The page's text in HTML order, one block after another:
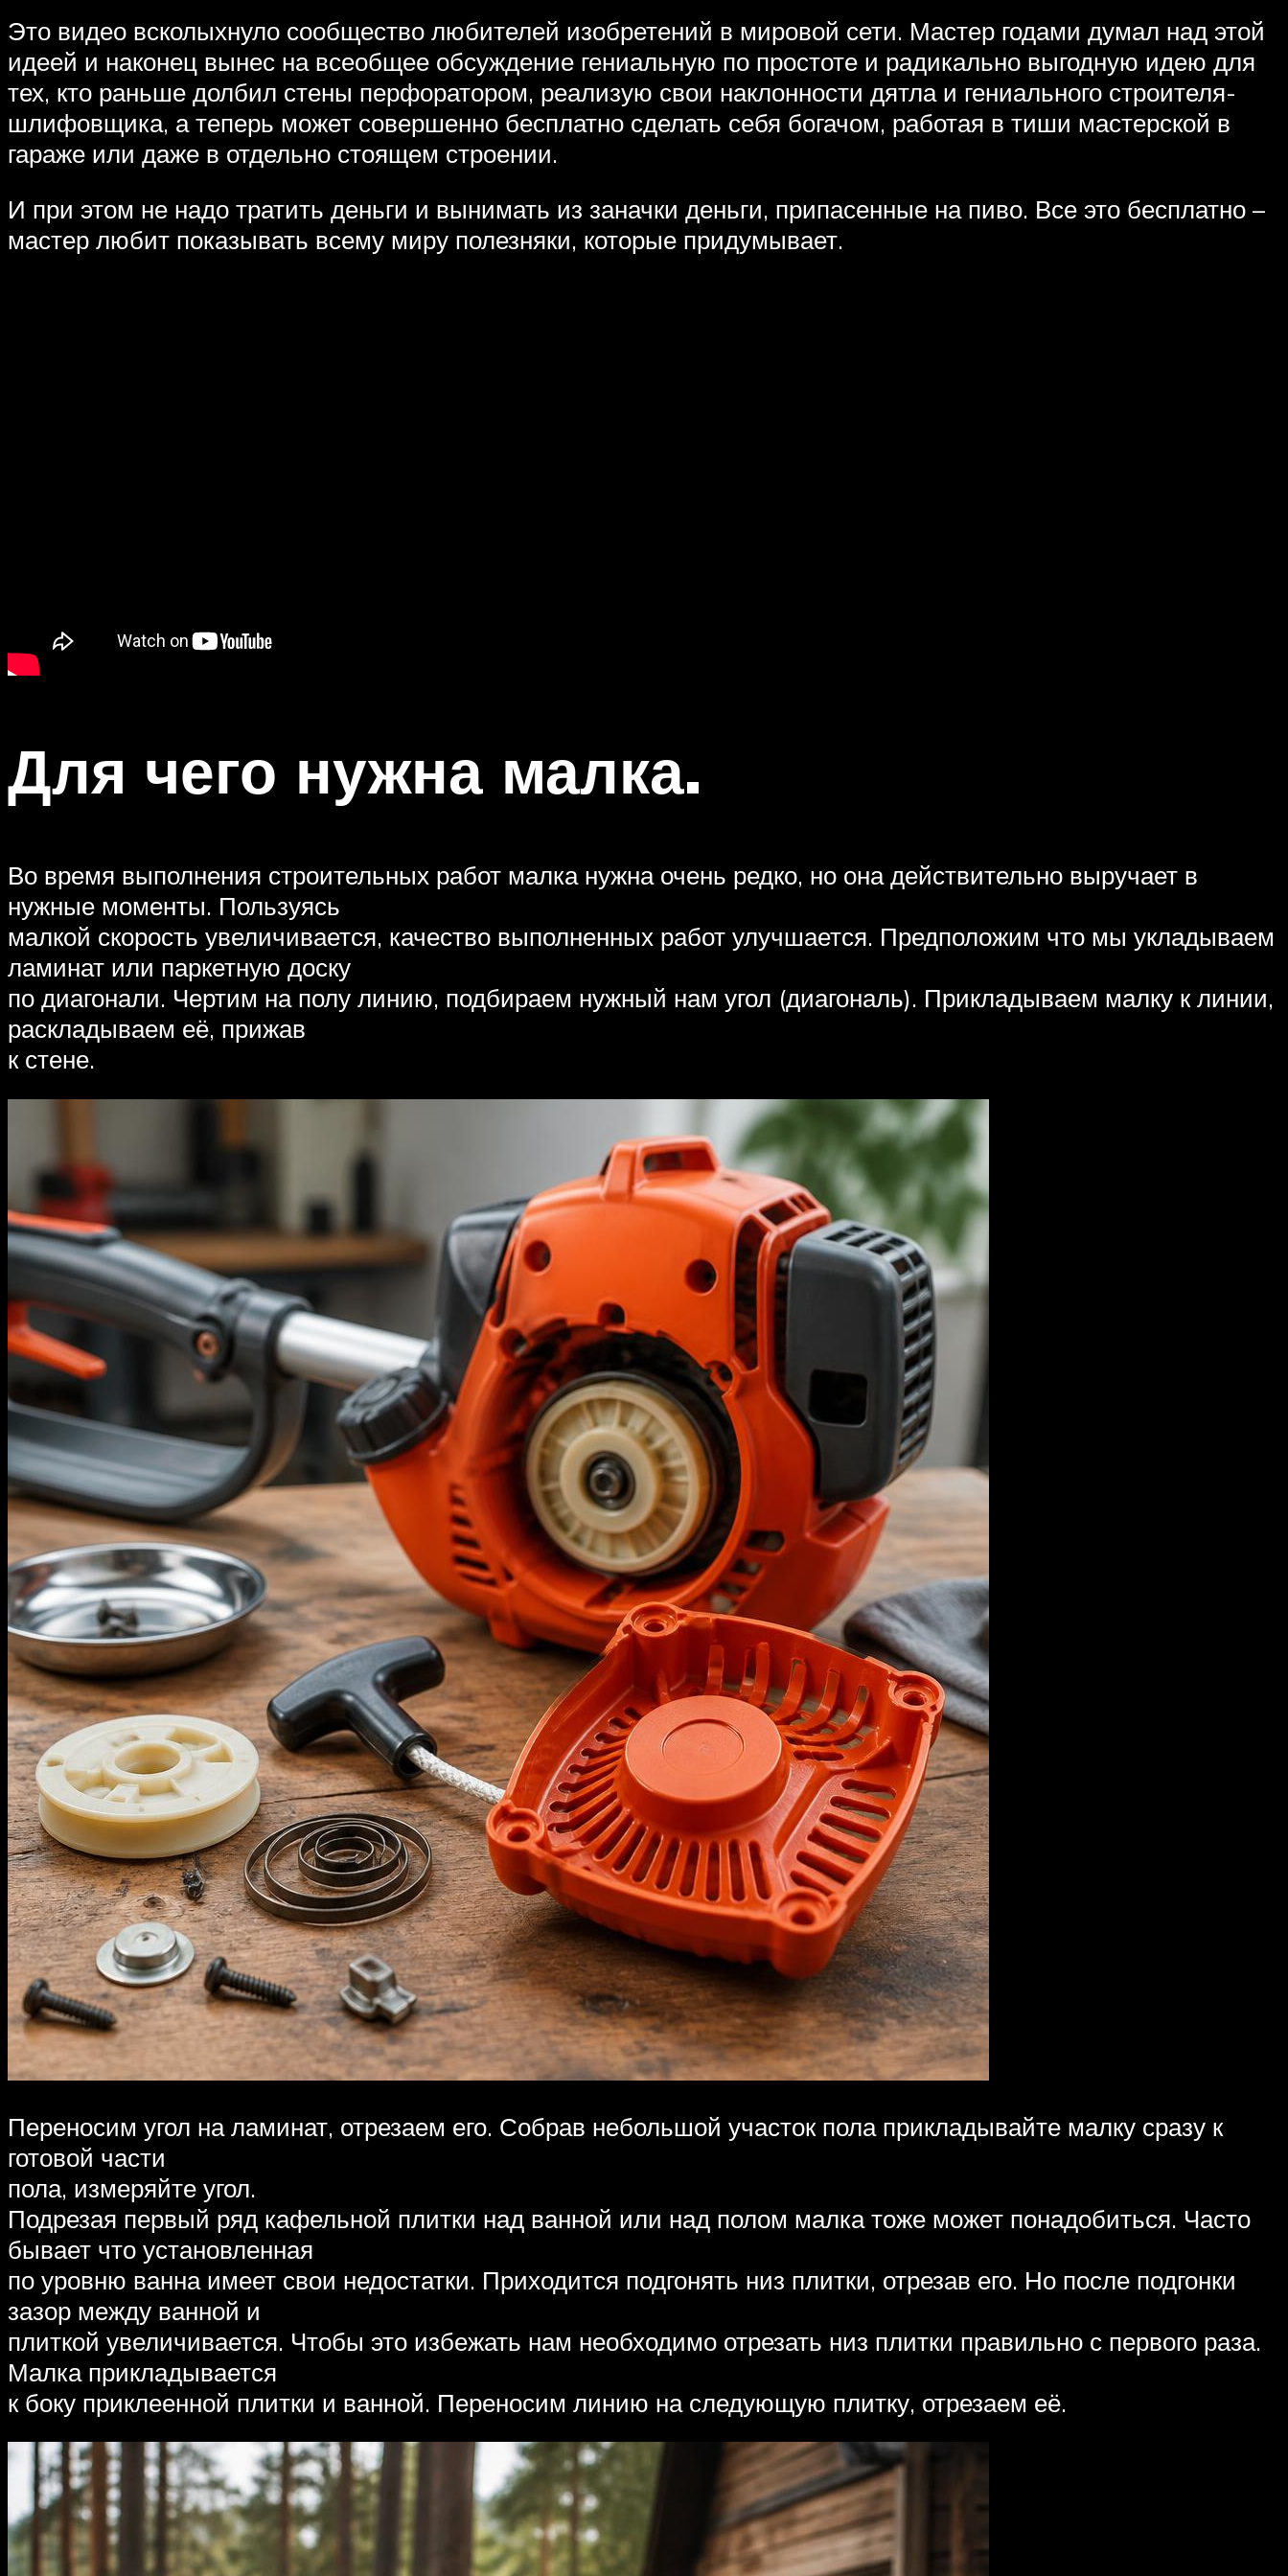
Это видео всколыхнуло сообщество любителей изобретений в мировой сети. Мастер годами думал над этой
идеей и наконец вынес на всеобщее обсуждение гениальную по простоте и радикально выгодную идею для
тех, кто раньше долбил стены перфоратором, реализую свои наклонности дятла и гениального строителя-
шлифовщика, а теперь может совершенно бесплатно сделать себя богачом, работая в тиши мастерской в
гараже или даже в отдельно стоящем строении.
И при этом не надо тратить деньги и вынимать из заначки деньги, припасенные на пиво. Все это бесплатно –
мастер любит показывать всему миру полезняки, которые придумывает.
Для чего нужна малка.
Во время выполнения строительных работ малка нужна очень редко, но она действительно выручает в
нужные моменты. Пользуясь
малкой скорость увеличивается, качество выполненных работ улучшается. Предположим что мы укладываем
ламинат или паркетную доску
по диагонали. Чертим на полу линию, подбираем нужный нам угол (диагональ). Прикладываем малку к линии,
раскладываем её, прижав
к стене.
Переносим угол на ламинат, отрезаем его. Собрав небольшой участок пола прикладывайте малку сразу к
готовой части
пола, измеряйте угол.
Подрезая первый ряд кафельной плитки над ванной или над полом малка тоже может понадобиться. Часто
бывает что установленная
по уровню ванна имеет свои недостатки. Приходится подгонять низ плитки, отрезав его. Но после подгонки
зазор между ванной и
плиткой увеличивается. Чтобы это избежать нам необходимо отрезать низ плитки правильно с первого раза.
Малка прикладывается
к боку приклеенной плитки и ванной. Переносим линию на следующую плитку, отрезаем её.